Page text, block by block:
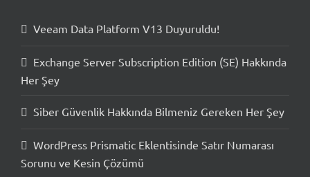
Veeam Data Platform V13 Duyuruldu!
Exchange Server Subscription Edition (SE) Hakkında
Her Şey
Siber Güvenlik Hakkında Bilmeniz Gereken Her Şey
WordPress Prismatic Eklentisinde Satır Numarası
Sorunu ve Kesin Çözümü